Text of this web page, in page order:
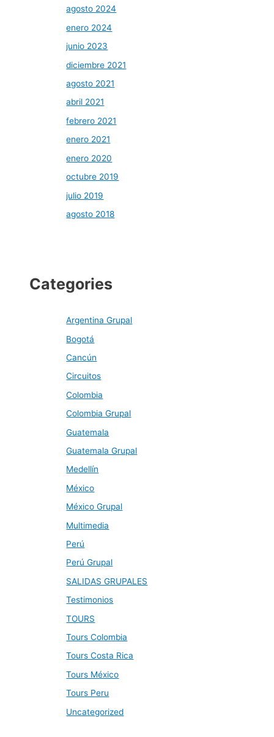
agosto 2024
enero 2024
junio 2023
diciembre 2021
agosto 2021
abril 2021
febrero 2021
enero 2021
enero 2020
octubre 2019
julio 2019
agosto 2018
Categories
Argentina Grupal
Bogotá
Cancún
Circuitos
Colombia
Colombia Grupal
Guatemala
Guatemala Grupal
Medellín
México
México Grupal
Multimedia
Perú
Perú Grupal
SALIDAS GRUPALES
Testimonios
TOURS
Tours Colombia
Tours Costa Rica
Tours México
Tours Peru
Uncategorized